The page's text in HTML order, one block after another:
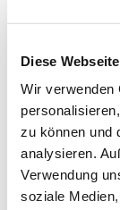
Diese
Wir verwenden
zu können und
analysieren.
Verwendung
soziale